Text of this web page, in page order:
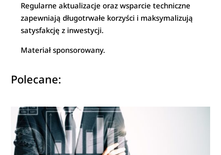
Regularne aktualizacje oraz wsparcie techniczne
zapewniają długotrwałe korzyści i maksymalizują
satysfakcję z inwestycji.
Materiał sponsorowany.
Polecane: